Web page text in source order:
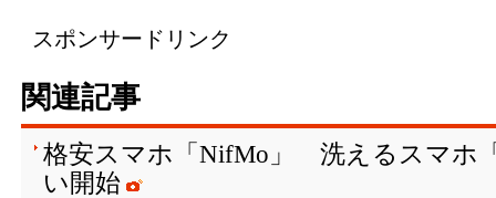
スポンサードリンク
関連記事
格安スマホ「NifMo」 洗えるスマホ
い開始